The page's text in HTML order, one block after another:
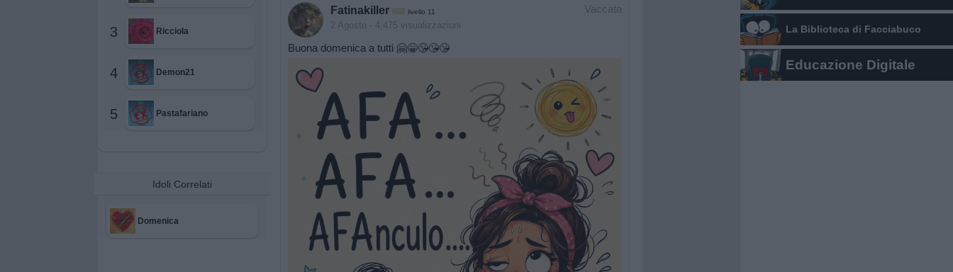
3 Ricciola
4 Demon21
5 Pastafariano
Idoli Correlati
Domenica
Vaccata
Fatinakiller livello 11
2 Agosto - 4.475 visualizzazioni
Buona domenica a tutti 🤗😁😘😘😘
La Biblioteca di Facciabuco
Educazione Digitale